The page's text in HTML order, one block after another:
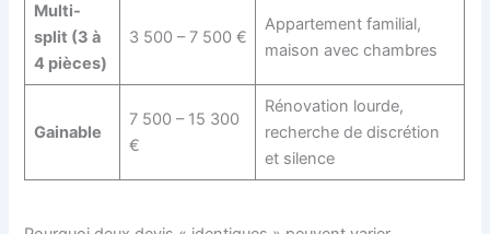
Multi-
split (3 à
4 pièces)
3 500 – 7 500 €
Appartement familial,
maison avec chambres
Gainable
7 500 – 15 300
€
Rénovation lourde,
recherche de discrétion
et silence